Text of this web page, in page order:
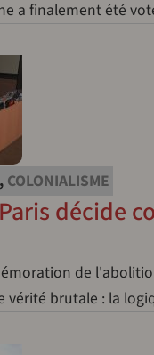
a finalement été
, COLONIALISME
décide
de
vérité brutale : la